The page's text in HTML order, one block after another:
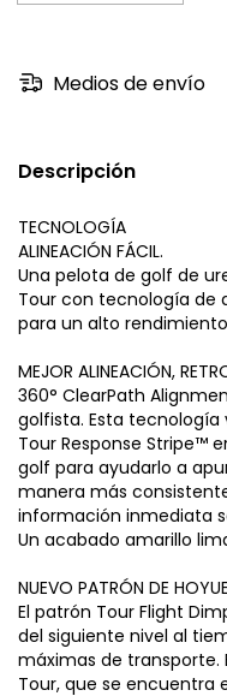
Medios de envío
Descripción
TECNOLOGÍA
ALINEACIÓN FÁCIL.
Una pelota de golf de
Tour con tecnología de
para un alto
MEJOR ALINEACIÓN,
360° ClearPath
golfista. Esta tecnología
Tour Response Stripe™
golf para ayudarlo a
manera más
información inmediata
Un acabado amarillo
NUEVO PATRÓN DE
El patrón Tour Flight
del siguiente nivel al
máximas de transporte.
Tour, que se encuentra